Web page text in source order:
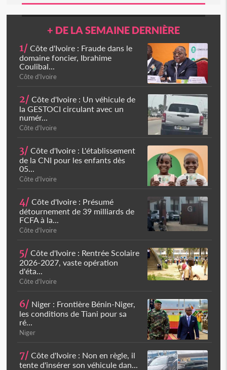
+ DE LA SEMAINE DERNIÈRE
1/ Côte d'Ivoire : Fraude dans le
domaine foncier, Ibrahime
Coulibal...
Côte d'Ivoire
2/ Côte d'Ivoire : Un véhicule de
la GESTOCI circulant avec un
numér...
Côte d'Ivoire
3/ Côte d'Ivoire : L'établissement
de la CNI pour les enfants dès
05...
Côte d'Ivoire
4/ Côte d'Ivoire : Présumé
détournement de 39 milliards de
FCFA à la...
Côte d'Ivoire
5/ Côte d'Ivoire : Rentrée Scolaire
2026-2027, vaste opération
d'éta...
Côte d'Ivoire
6/ Niger : Frontière Bénin-Niger,
les conditions de Tiani pour sa
ré...
Niger
7/ Côte d'Ivoire : Non en règle, il
tente d'insérer son véhicule dan...